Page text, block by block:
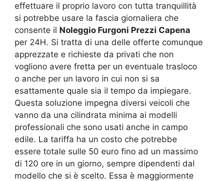
effettuare il proprio lavoro con tutta tranquillità
si potrebbe usare la fascia giornaliera che
consente il Noleggio Furgoni Prezzi Capena
per 24H. Si tratta di una delle offerte comunque
apprezzate e richieste da privati che non
vogliono avere fretta per un eventuale trasloco
o anche per un lavoro in cui non si sa
esattamente quale sia il tempo da impiegare.
Questa soluzione impegna diversi veicoli che
vanno da una cilindrata minima ai modelli
professionali che sono usati anche in campo
edile. La tariffa ha un costo che potrebbe
essere totale sulle 50 euro fino ad un massimo
di 120 ore in un giorno, sempre dipendenti dal
modello che si è scelto. Essa è maggiormente